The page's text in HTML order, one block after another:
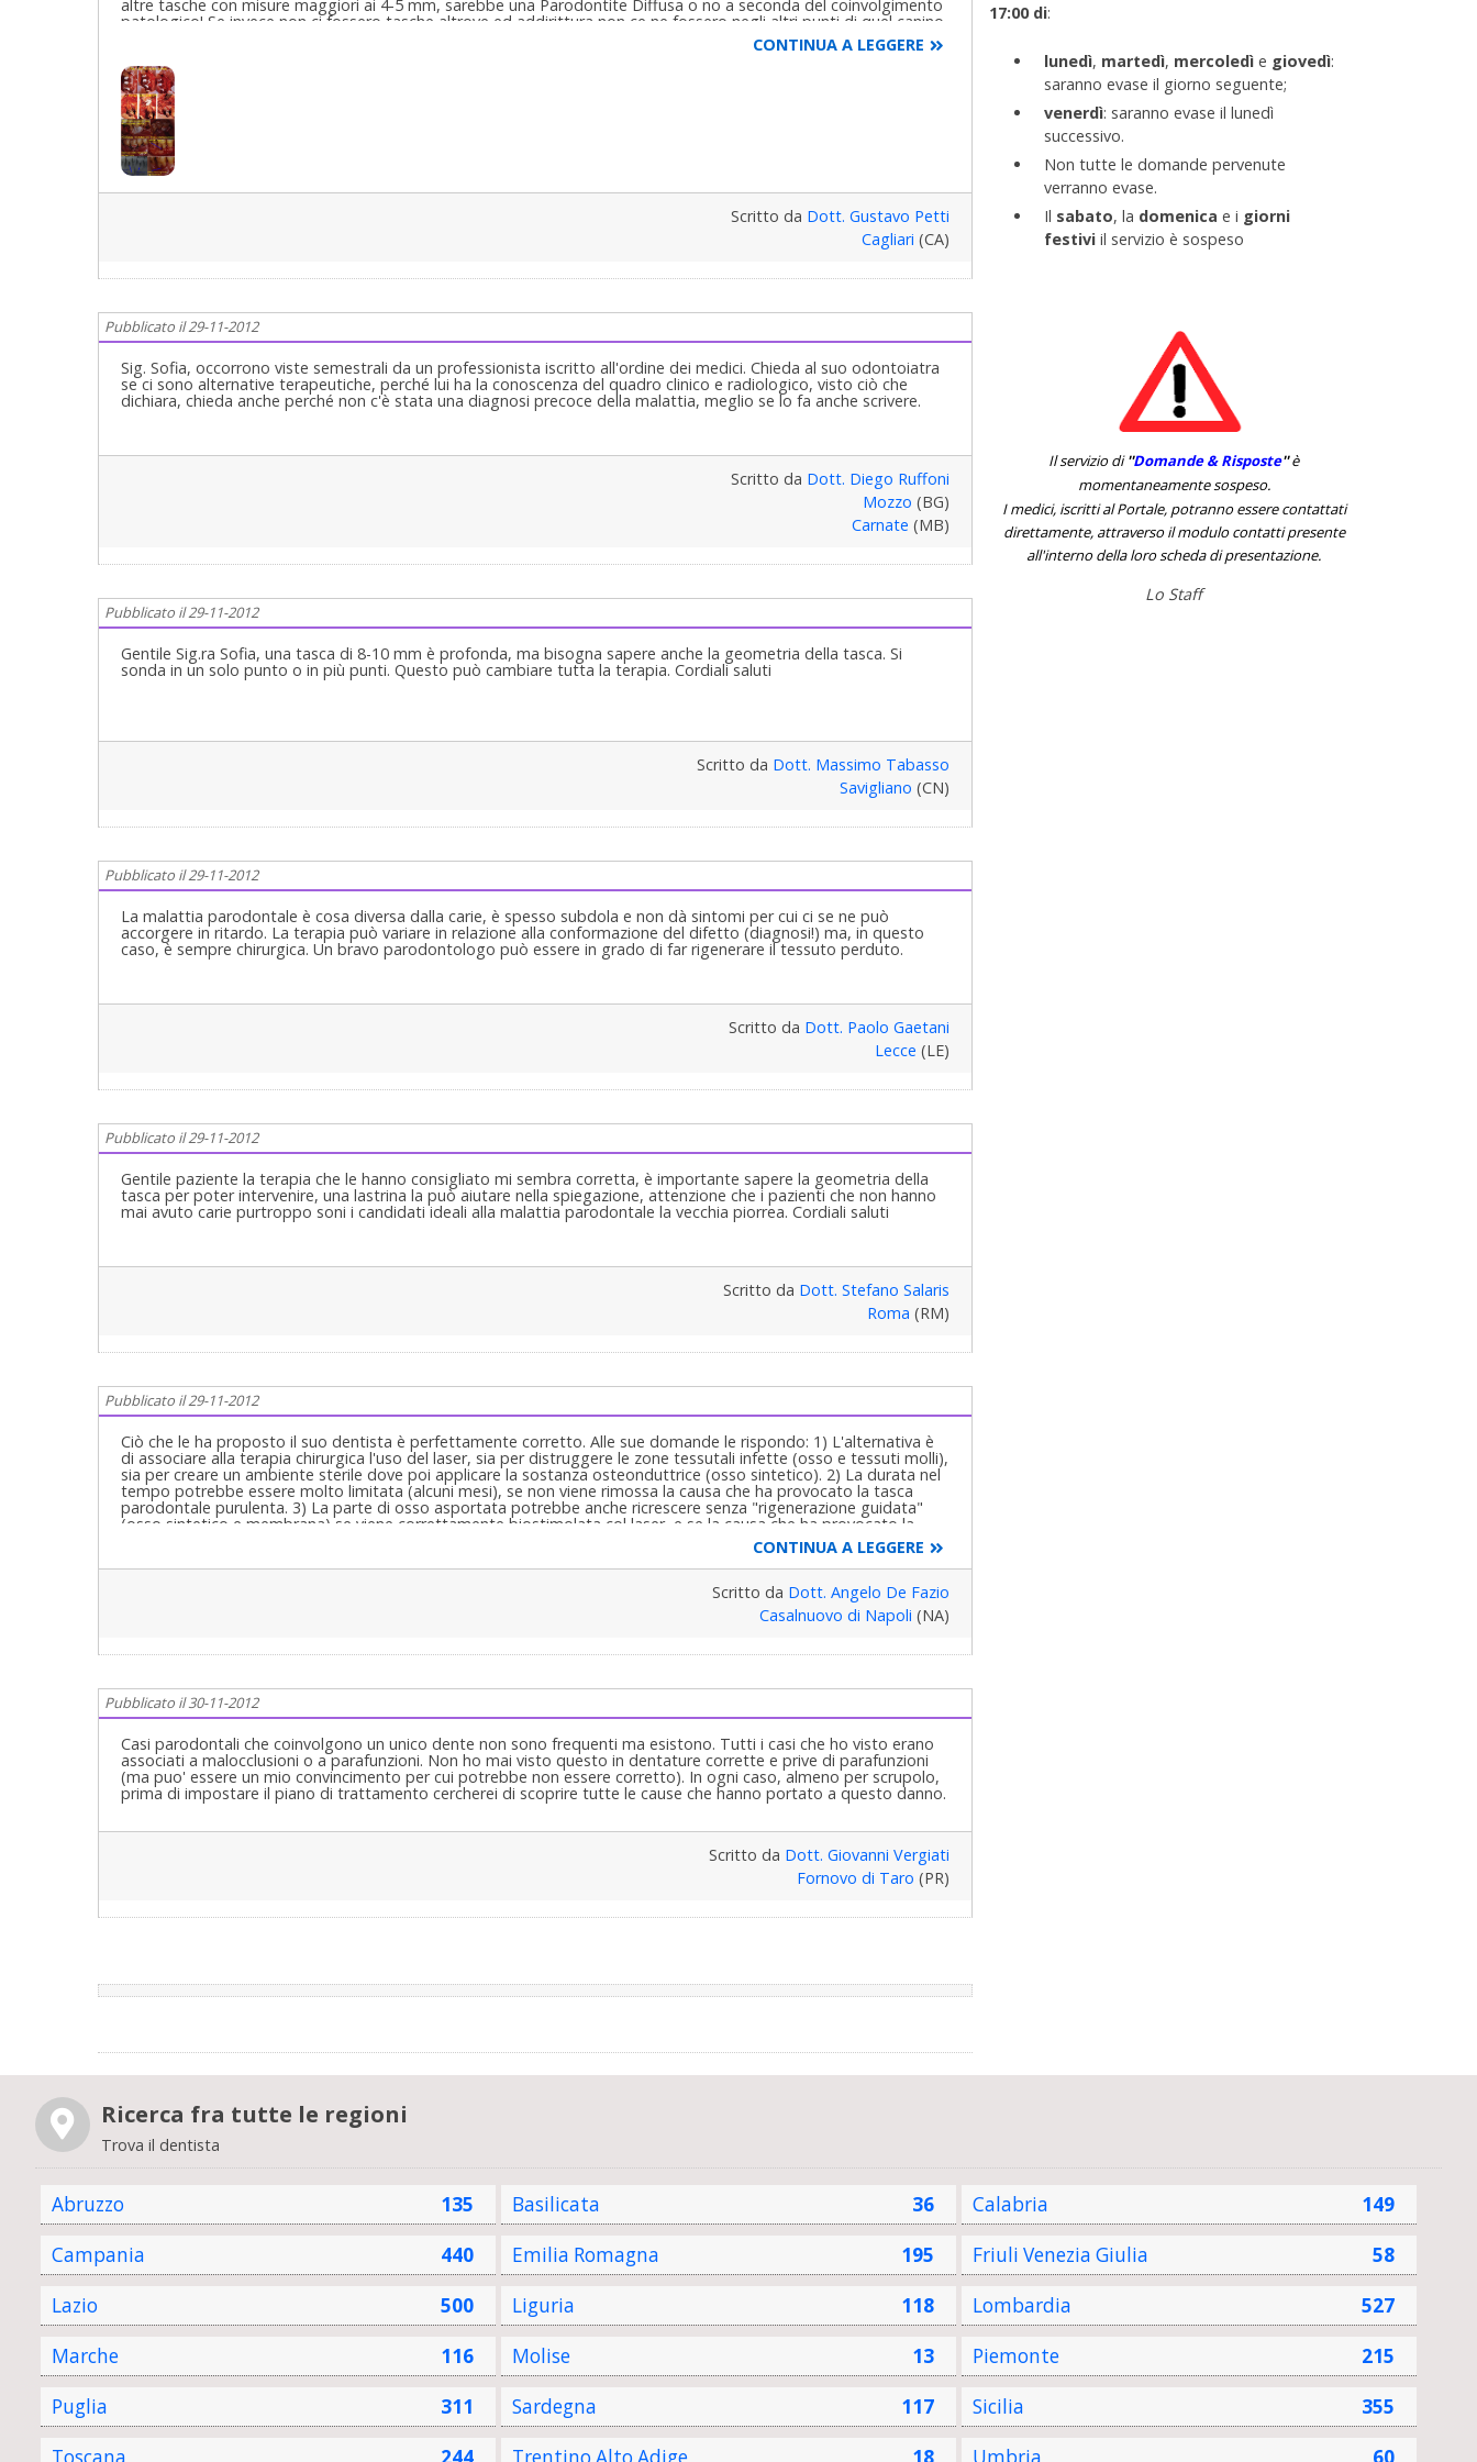
CONTINUA A LEGGERE
Scritto da Dott. Gustavo Petti
Cagliari (CA)
Pubblicato il 29-11-2012
Sig. Sofia, occorrono viste semestrali da un professionista iscritto all'ordine dei medici. Chieda al suo odontoiatra
se ci sono alternative terapeutiche, perché lui ha la conoscenza del quadro clinico e radiologico, visto ciò che
dichiara, chieda anche perché non c'è stata una diagnosi precoce della malattia, meglio se lo fa anche scrivere.
Scritto da Dott. Diego Ruffoni
Mozzo (BG)
Carnate (MB)
Pubblicato il 29-11-2012
Gentile Sig.ra Sofia, una tasca di 8-10 mm è profonda, ma bisogna sapere anche la geometria della tasca. Si
sonda in un solo punto o in più punti. Questo può cambiare tutta la terapia. Cordiali saluti
Scritto da Dott. Massimo Tabasso
Savigliano (CN)
Pubblicato il 29-11-2012
La malattia parodontale è cosa diversa dalla carie, è spesso subdola e non dà sintomi per cui ci se ne può
accorgere in ritardo. La terapia può variare in relazione alla conformazione del difetto (diagnosi!) ma, in questo
caso, è sempre chirurgica. Un bravo parodontologo può essere in grado di far rigenerare il tessuto perduto.
Scritto da Dott. Paolo Gaetani
Lecce (LE)
Pubblicato il 29-11-2012
Gentile paziente la terapia che le hanno consigliato mi sembra corretta, è importante sapere la geometria della
tasca per poter intervenire, una lastrina la può aiutare nella spiegazione, attenzione che i pazienti che non hanno
mai avuto carie purtroppo soni i candidati ideali alla malattia parodontale la vecchia piorrea. Cordiali saluti
Scritto da Dott. Stefano Salaris
Roma (RM)
Pubblicato il 29-11-2012
Ciò che le ha proposto il suo dentista è perfettamente corretto. Alle sue domande le rispondo: 1) L'alternativa è
di associare alla terapia chirurgica l'uso del laser, sia per distruggere le zone tessutali infette (osso e tessuti molli),
sia per creare un ambiente sterile dove poi applicare la sostanza osteonduttrice (osso sintetico). 2) La durata nel
tempo potrebbe essere molto limitata (alcuni mesi), se non viene rimossa la causa che ha provocato la tasca
parodontale purulenta. 3) La parte di osso asportata potrebbe anche ricrescere senza "rigenerazione guidata"
(osso sintetico e membrana) se viene correttamente biostimolata col laser, e se la causa che ha provocato la
tasca parodontale purulenta è stata rimossa. Nulla avviene per caso ed ogni evento patologico ha la sua causa!
La diagnosi consiste appunto nel riconoscere quale è la malattia e quale la sua "eziopatogenesi", cioè la sua
causa. Una causa molto insidiosa ma anche molto frequente di lesioni parodontali è il microtraumatismo da
malocclusione o da parafunzione, che può essere localizzato ad un dente, ad un gruppo di denti, oppure a tutti i
denti. Solo eliminando la causa, mi ripeto, si può scongiurare il pericolo che la malattia non si ripeterà in futuro!
CONTINUA A LEGGERE
Scritto da Dott. Angelo De Fazio
Casalnuovo di Napoli (NA)
Pubblicato il 30-11-2012
Casi parodontali che coinvolgono un unico dente non sono frequenti ma esistono. Tutti i casi che ho visto erano
associati a malocclusioni o a parafunzioni. Non ho mai visto questo in dentature corrette e prive di parafunzioni
(ma puo' essere un mio convincimento per cui potrebbe non essere corretto). In ogni caso, almeno per scrupolo,
prima di impostare il piano di trattamento cercherei di scoprire tutte le cause che hanno portato a questo danno.
Scritto da Dott. Giovanni Vergiati
Fornovo di Taro (PR)
17:00 di:
lunedì, martedì, mercoledì e giovedì:
saranno evase il giorno seguente;
venerdì: saranno evase il lunedì
successivo.
Non tutte le domande pervenute
verranno evase.
Il sabato, la domenica e i giorni
festiviil servizio è sospeso
Il servizio di''Domande & Risposte''è
momentaneamente sospeso.
I medici, iscritti al Portale, potranno essere contattati
direttamente, attraverso il modulo contatti presente
all'interno della loro scheda di presentazione.
Lo Staff
Ricerca fra tutte le regioni
Trova il dentista
Abruzzo 135 Basilicata 36 Calabria
149
Campania
440 Emilia Romagna 195 Friuli Venezia Giulia
58
Lazio
500 Liguria 118 Lombardia
527
Marche
116 Molise 13 Piemonte
215
Puglia
311 Sardegna 117 Sicilia
355
Toscana
244 Trentino Alto Adige 18 Umbria 60